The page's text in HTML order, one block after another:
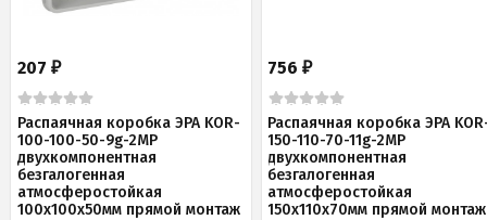
207 ₽
Распаячная коробка ЭРА KOR-
100-100-50-9g-2MP
двухкомпонентная
безгалогенная
атмосферостойкая
100х100х50мм прямой монтаж
756₽
Распаячная коробка ЭРА
150-110-70-11g-2MP
двухкомпонентная
безгалогенная
атмосферостойкая
150х110х70мм прямой монтаж